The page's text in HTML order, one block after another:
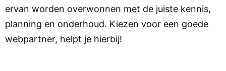
ervan worden overwonnen met de juiste kennis,
planning en onderhoud. Kiezen voor een goede
webpartner, helpt je hierbij!